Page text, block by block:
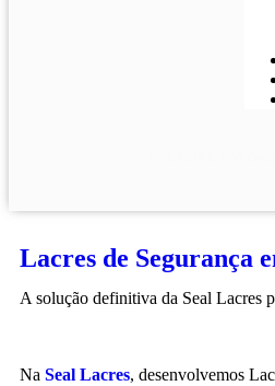
Lacres de Segurança
A solução definitiva da Seal Lacres
Na Seal Lacres, desenvolvemos